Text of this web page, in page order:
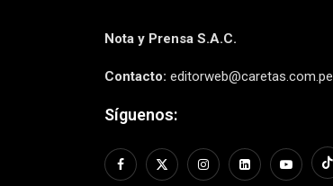
Nota y Prensa S.A.C.
Contacto: editorweb@caretas.com.pe
Síguenos: